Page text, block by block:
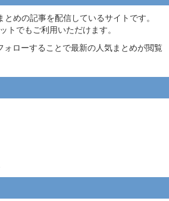
めの記事を配信しているサイトです。
トでもご利用いただけます。
ォローすることで最新の人気まとめが閲覧